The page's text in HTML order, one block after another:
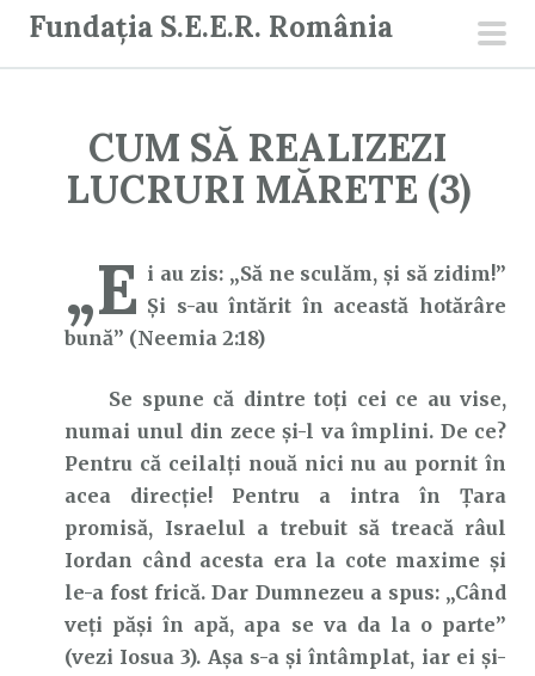
Fundația S.E.E.R. România
CUM SĂ REALIZEZI
LUCRURI MĂRETE (3)
„E i au zis: „Să ne sculăm, şi să zidim!”
Şi s-au întărit în această hotărâre
bună” (Neemia 2:18)
Se spune că dintre toți cei ce au vise,
numai unul din zece și-l va împlini. De ce?
Pentru că ceilalți nouă nici nu au pornit în
acea direcție! Pentru a intra în Țara
promisă, Israelul a trebuit să treacă râul
Iordan când acesta era la cote maxime și
le-a fost frică. Dar Dumnezeu a spus: „Când
veți păși în apă, apa se va da la o parte”
(vezi Iosua 3). Așa s-a și întâmplat, iar ei și-